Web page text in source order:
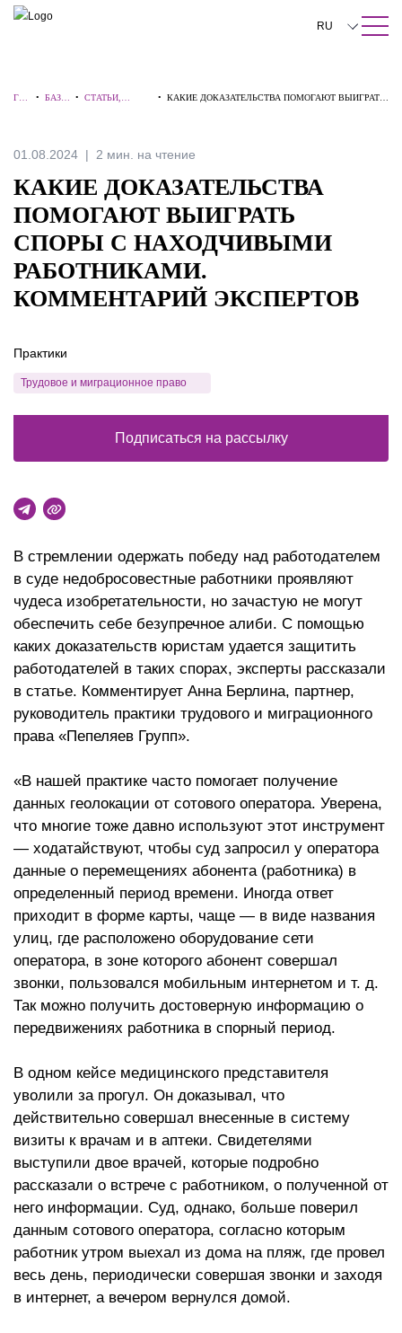
ПОИСК ПО САЙТУ Закрыть
RU
中文
ГЛА
•БАЗА
•СТАТЬИ,
• КАКИЕ ДОКАЗАТЕЛЬСТВА ПОМОГАЮТ ВЫИГРАТЬ
01.08.2024 2 мин. на чтение
КАКИЕ ДОКАЗАТЕЛЬСТВА
ПОМОГАЮТ ВЫИГРАТЬ
СПОРЫ С НАХОДЧИВЫМИ
РАБОТНИКАМИ.
КОММЕНТАРИЙ ЭКСПЕРТОВ
В стремлении одержать победу над работодателем
в суде недобросовестные работники проявляют
чудеса изобретательности, но зачастую не могут
обеспечить себе безупречное алиби. С помощью
каких доказательств юристам удается защитить
работодателей в таких спорах, эксперты рассказали
в статье. Комментирует Анна Берлина, партнер,
руководитель практики трудового и миграционного
права «Пепеляев Групп».
«В нашей практике часто помогает получение
данных геолокации от сотового оператора. Уверена,
что многие тоже давно используют этот инструмент
— ходатайствуют, чтобы суд запросил у оператора
данные о перемещениях абонента (работника) в
определенный период времени. Иногда ответ
приходит в форме карты, чаще — в виде названия
улиц, где расположено оборудование сети
оператора, в зоне которого абонент совершал
звонки, пользовался мобильным интернетом и т. д.
Так можно получить достоверную информацию о
передвижениях работника в спорный период.
В одном кейсе медицинского представителя
уволили за прогул. Он доказывал, что
действительно совершал внесенные в систему
визиты к врачам и в аптеки. Свидетелями
выступили двое врачей, которые подробно
рассказали о встрече с работником, о полученной от
него информации. Суд, однако, больше поверил
данным сотового оператора, согласно которым
работник утром выехал из дома на пляж, где провел
весь день, периодически совершая звонки и заходя
в интернет, а вечером вернулся домой.
Практики
Трудовое и миграционное право
Подписаться на рассылку